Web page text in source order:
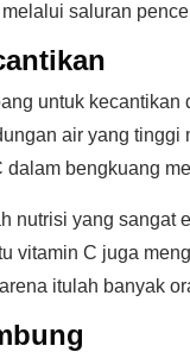
saluran
untuk
air yang tinggi
dalam bengkuang
nutrisi yang sangat
vitamin C juga
itulah banyak